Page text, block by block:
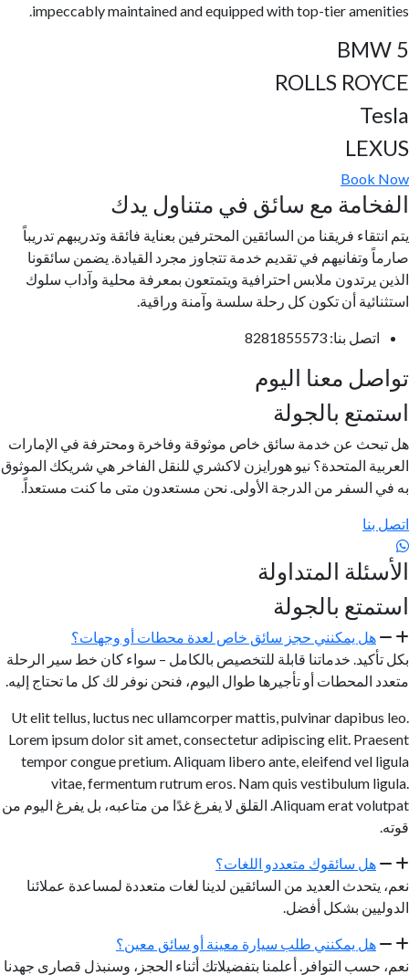
impeccably maintained and equipped with top-tier amenities.
BMW 5
ROLLS ROYCE
Tesla
LEXUS
Book Now
الفخامة مع سائق في متناول يدك
يتم انتقاء فريقنا من السائقين المحترفين بعناية فائقة وتدريبهم تدريباً
صارماً وتفانيهم في تقديم خدمة تتجاوز مجرد القيادة. يضمن سائقونا
الذين يرتدون ملابس احترافية ويتمتعون بمعرفة محلية وآداب سلوك
استثنائية أن تكون كل رحلة سلسة وآمنة وراقية.
اتصل بنا: 8281855573
تواصل معنا اليوم
استمتع بالجولة
هل تبحث عن خدمة سائق خاص موثوقة وفاخرة ومحترفة في الإمارات
العربية المتحدة؟ نيو هورايزن لاكشري للنقل الفاخر هي شريكك الموثوق
به في السفر من الدرجة الأولى. نحن مستعدون متى ما كنت مستعداً.
اتصل بنا
الأسئلة المتداولة
استمتع بالجولة
هل يمكنني حجز سائق خاص لعدة محطات أو وجهات؟
بكل تأكيد. خدماتنا قابلة للتخصيص بالكامل – سواء كان خط سير الرحلة
متعدد المحطات أو تأجيرها طوال اليوم، فنحن نوفر لك كل ما تحتاج إليه.
Ut elit tellus, luctus nec ullamcorper mattis, pulvinar dapibus leo.
Lorem ipsum dolor sit amet, consectetur adipiscing elit. Praesent
tempor congue pretium. Aliquam libero ante, eleifend vel ligula
vitae, fermentum rutrum eros. Nam quis vestibulum ligula.
Aliquam erat volutpat. القلق لا يفرغ غدًا من متاعبه، بل يفرغ اليوم من
قوته.
هل سائقوك متعددو اللغات؟
نعم، يتحدث العديد من السائقين لدينا لغات متعددة لمساعدة عملائنا
الدوليين بشكل أفضل.
هل يمكنني طلب سيارة معينة أو سائق معين؟
نعم، حسب التوافر. أعلمنا بتفضيلاتك أثناء الحجز، وسنبذل قصارى جهدنا